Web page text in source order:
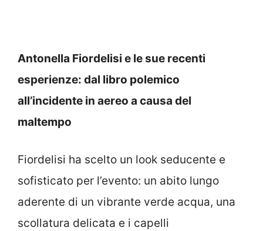
Antonella Fiordelisi e le sue recenti
esperienze: dal libro polemico
all’incidente in aereo a causa del
maltempo
Fiordelisi ha scelto un look seducente e
sofisticato per l’evento: un abito lungo
aderente di un vibrante verde acqua, una
scollatura delicata e i capelli